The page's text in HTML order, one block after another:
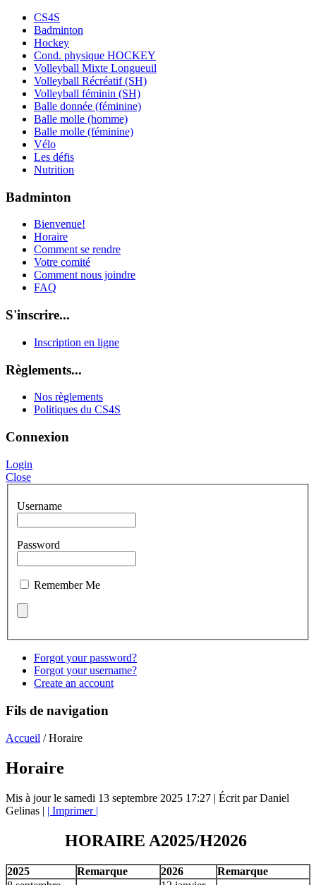
CS4S
Badminton
Hockey
Cond. physique HOCKEY
Volleyball Mixte Longueuil
Volleyball Récréatif (SH)
Volleyball féminin (SH)
Balle donnée (féminine)
Balle molle (homme)
Balle molle (féminine)
Vélo
Les défis
Nutrition
Badminton
Bienvenue!
Horaire
Comment se rendre
Votre comité
Comment nous joindre
FAQ
S'inscrire...
Inscription en ligne
Règlements...
Nos règlements
Politiques du CS4S
Connexion
Login
Close
Username
Password
Remember Me
Forgot your password?
Forgot your username?
Create an account
Fils de navigation
Accueil /Horaire
Horaire
Mis à jour le samedi 13 septembre 2025 17:27 | Écrit par Daniel
Gelinas | | Imprimer |
HORAIRE A2025/H2026
2025 Remarque 2026
Remarque